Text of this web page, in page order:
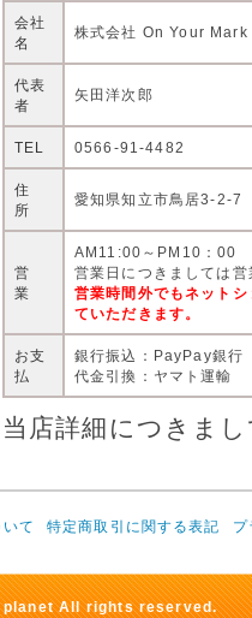
会社
名
株式会社 On Your Mark
代表
者
矢田洋次郎
TEL 0566-91-4482
住
所
愛知県知立市鳥居3-2-7
営
業
AM11:00～PM10：00
営業日につきましては
営業時間外でもネット
ていただきます。
お支
払
銀行振込：PayPay銀行
代金引換：ヤマト運輸
当店詳細につきま
て 特定商取引に関する表記 プ
planet All rights reserved.